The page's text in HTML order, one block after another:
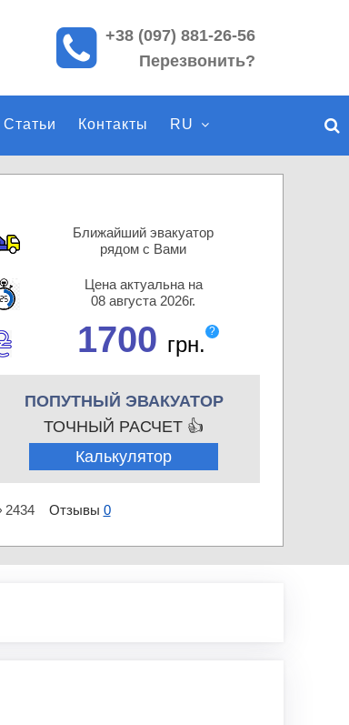
+38 (097) 881-26-56
Перезвонить?
Статьи Контакты RU
Ближайший эвакуатор
рядом с Вами
Цена актуальна на
08 августа 2026г.
1700 грн.
?
ПОПУТНЫЙ ЭВАКУАТОР
ТОЧНЫЙ РАСЧЕТ 👍
Калькулятор
2434 Отзывы 0